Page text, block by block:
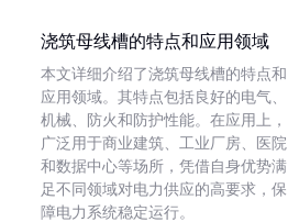
浇筑母线槽的特点和应用领域
本文详细介绍了浇筑母线槽的特点和
应用领域。其特点包括良好的电气、
机械、防火和防护性能。在应用上，
广泛用于商业建筑、工业厂房、医院
和数据中心等场所，凭借自身优势满
足不同领域对电力供应的高要求，保
障电力系统稳定运行。